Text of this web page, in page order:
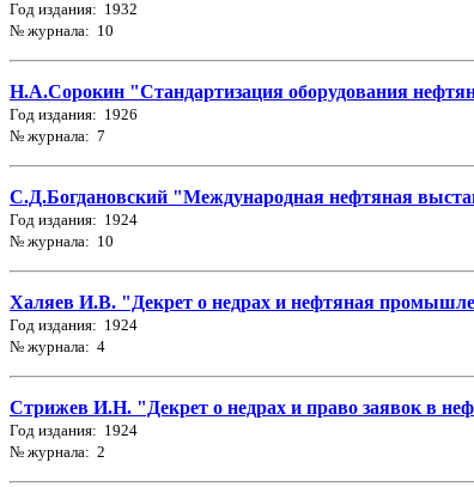
Год издания: 1932
№ журнала: 10
Н.А.Сорокин "Стандартизация оборудования
Год издания: 1926
№ журнала: 7
С.Д.Богдановский "Международная нефтяная
Год издания: 1924
№ журнала: 10
Халяев И.В. "Декрет о недрах и нефтяная
Год издания: 1924
№ журнала: 4
Стрижев И.Н. "Декрет о недрах и право заявок в
Год издания: 1924
№ журнала: 2